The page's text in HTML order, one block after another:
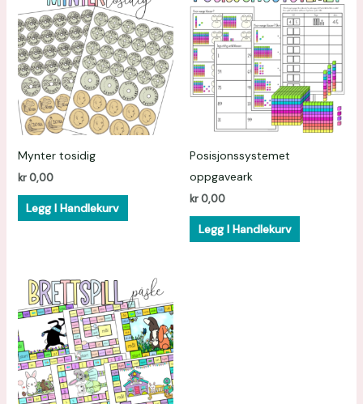
Mynter tosidig
kr0,00
Legg I Handlekurv
Posisjonssystemet
oppgaveark
kr0,00
Legg I Handlekurv